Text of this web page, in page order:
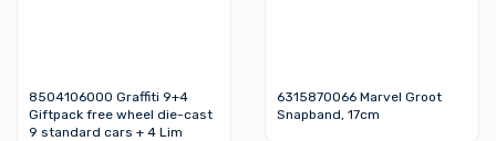
8504106000 Graffiti 9+4
Giftpack free wheel die-cast
9 standard cars + 4 Lim
6315870066 Marvel Groot
Snapband, 17cm